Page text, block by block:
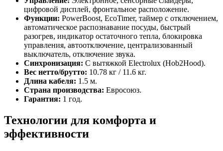
цифровой дисплей, фронтальное расположение.
Функции: PowerBoost, EcoTimer, таймер с отключением,
автоматическое распознавание посуды, быстрый
разогрев, индикатор остаточного тепла, блокировка
управления, автоотключение, централизованный
выключатель, отключение звука.
Синхронизация: С вытяжкой Electrolux (Hob2Hood).
Вес нетто/брутто: 10.78 кг / 11.6 кг.
Длина кабеля: 1.5 м.
Страна производства: Евросоюз.
Гарантия: 1 год.
Технологии для комфорта и
эффективности